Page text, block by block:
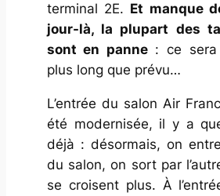
terminal 2E. Et manque
jour-là, la plupart des
sont en panne: ce sera
plus long que prévu…
L’entrée du salon Air
été modernisée, il y a
déjà : désormais, on
du salon, on sort par
se croisent plus. À